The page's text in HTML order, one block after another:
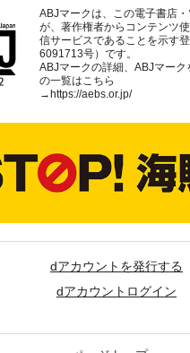
ABJマークは、この電子書店
が、著作権者からコンテンツ
信サービスであることを示す
6091713号）です。
ABJマークの詳細、ABJマー
の一覧はこちら
→ https://aebs.or.jp/
dアカウントを発行する
dアカウントログイン